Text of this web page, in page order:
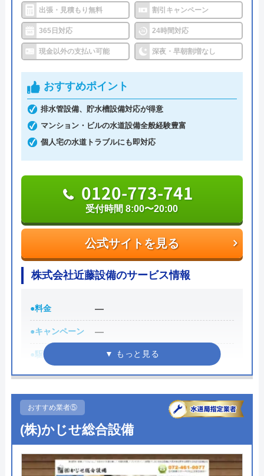
対応エリア 全国33拠点
対応エリア詳
岸和田市のトイレ水漏れ・つまり修理
2,000円になるので費用を抑えることができます。
公式サイトを見る
0120-612-115
株式会社アクアサービスのクチコ
ミ on
※クチコミの内容について
noren
9 か月前
ただくことにしたら 床水浸し＆止水栓は元
あった状態よりも開き、タンクの水を受け止
で帰られました。 壊して帰らないでくださ
い。
Googleクチコミを見る
出張・見積もり無料 割引キャンペーン
365日対応 24時間対応
現金以外の支払い可能 深夜・早朝割増なし
おすすめポイント
排水管設備、貯水槽設備対応が得意
マンション・ビルの水道設備全般経験豊富
個人宅の水道トラブルにも即対応
公式サイトを見る
0120-773-741
受付時間 8:00〜20:00
株式会社近藤設備のサービス情報
●料金 ―
●キャンペーン ―
●駆けつけ時間
●受付時間 8:00〜20:00
●定休日
●出張見積もり ―
●支払い方法 ―
●累計実績 ―
おすすめ業者⑤
(株)かじせ総合設備